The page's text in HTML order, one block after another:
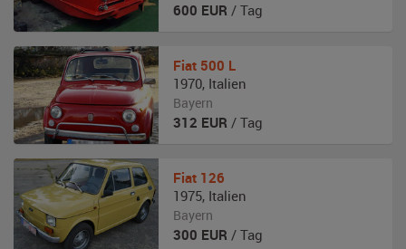
600 EUR / Tag
Fiat 500 L
1970, Italien
Bayern
312 EUR / Tag
Fiat 126
1975, Italien
Bayern
300 EUR / Tag